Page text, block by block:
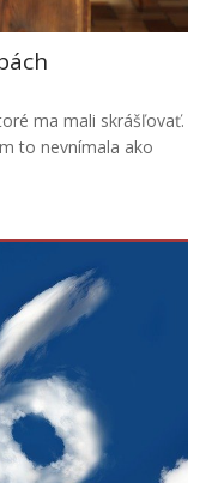
ma mali skrášľovať.
to nevnímala ako